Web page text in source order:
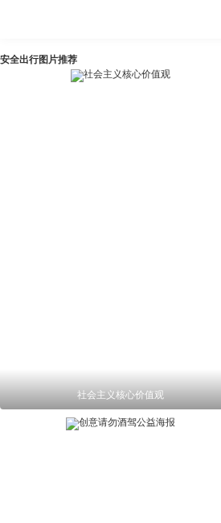
安全出行图片推荐
社会主义核心价值观